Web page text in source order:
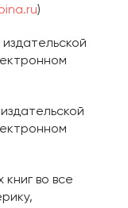
)
издательской
во все